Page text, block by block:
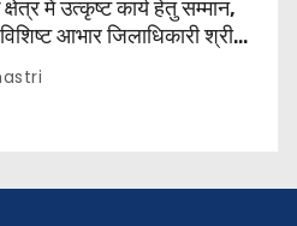
में उत्कृष्ट कार्य हेतु सम्मान,
आभार जिलाधिकारी श्री
आरक्षी अधीक्षक श्री पूरन झा
एवं ब्यूरो चीफ श्री नीरज